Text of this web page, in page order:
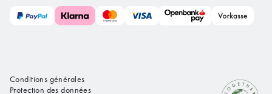
Conditions générales
Protection des données